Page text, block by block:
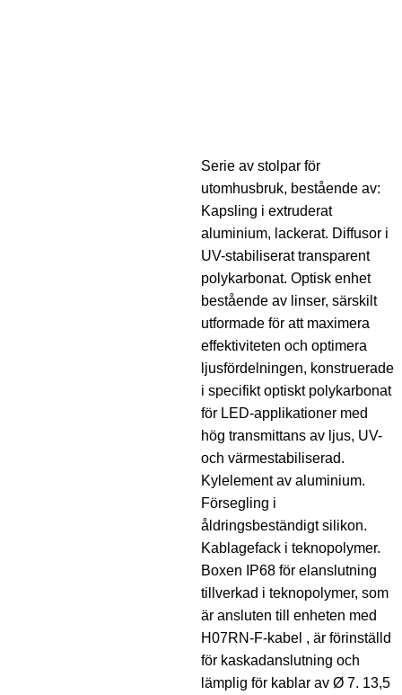
Serie av stolpar för
utomhusbruk, bestående av:
Kapsling i extruderat
aluminium, lackerat. Diffusor i
UV-stabiliserat transparent
polykarbonat. Optisk enhet
bestående av linser, särskilt
utformade för att maximera
effektiviteten och optimera
ljusfördelningen, konstruerade
i specifikt optiskt polykarbonat
för LED-applikationer med
hög transmittans av ljus, UV-
och värmestabiliserad.
Kylelement av aluminium.
Försegling i
åldringsbeständigt silikon.
Kablagefack i teknopolymer.
Boxen IP68 för elanslutning
tillverkad i teknopolymer, som
är ansluten till enheten med
H07RN-F-kabel , är förinställd
för kaskadanslutning och
lämplig för kablar av Ø 7. 13,5